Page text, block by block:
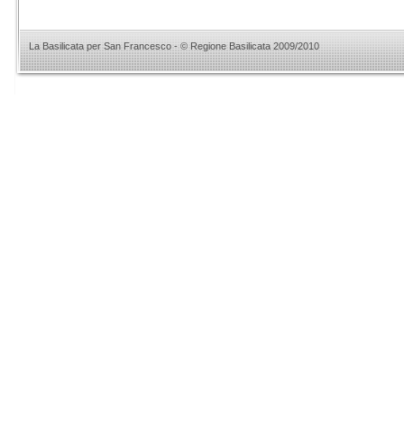
La Basilicata per San Francesco - © Regione Basilicata 2009/2010